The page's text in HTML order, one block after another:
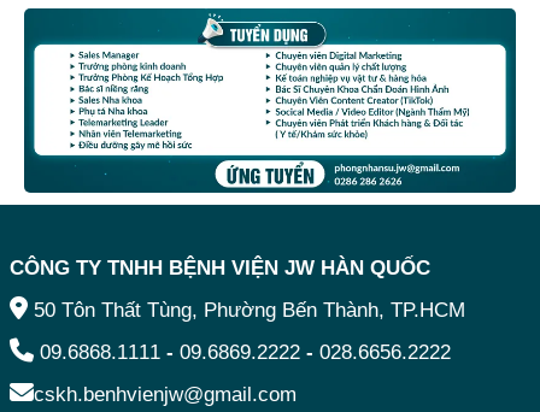
CÔNG TY TNHH BỆNH VIỆN JW HÀN QUỐC
50 Tôn Thất Tùng, Phường Bến Thành, TP.HCM
09.6868.1111 - 09.6869.2222 - 028.6656.2222
cskh.benhvienjw@gmail.com